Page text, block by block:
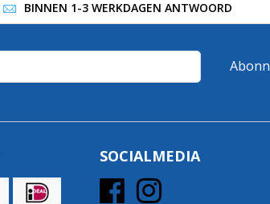
BINNEN 1-3 WERKDAGEN ANTWOORD
SOCIALMEDIA